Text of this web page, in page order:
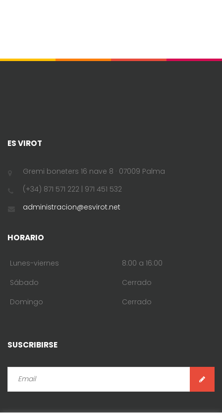
ES VIROT
Gremi boneters 16 nave 8 · 07009 Palma
(+34) 871 571 222 | 971 451 532
administracion@esvirot.net
HORARIO
Lunes-viernes
8:00 a 16:00
Sábado
Cerrado
Domingo
Cerrado
SUSCRIBIRSE